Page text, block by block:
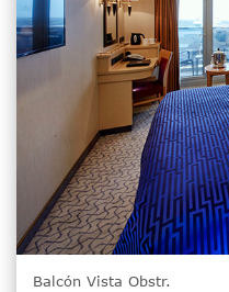
Balcón Vista Obstr.